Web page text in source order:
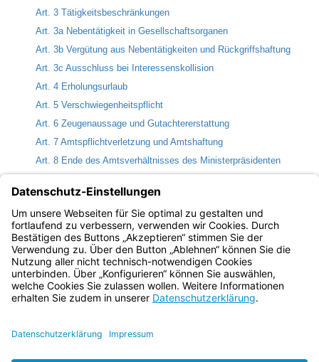
Art. 3 Tätigkeitsbeschränkungen
Art. 3a Nebentätigkeit in Gesellschaftsorganen
Art. 3b Vergütung aus Nebentätigkeiten und Rückgriffshaftung
Art. 3c Ausschluss bei Interessenskollision
Art. 4 Erholungsurlaub
Art. 5 Verschwiegenheitspflicht
Art. 6 Zeugenaussage und Gutachtererstattung
Art. 7 Amtspflichtverletzung und Amtshaftung
Art. 8 Ende des Amtsverhältnisses des Ministerpräsidenten
Staatssekretäre
Art. 9a Anzeigepflicht
Art. 9b Untersagung
Bayern.de
BayernPortal
Impressum